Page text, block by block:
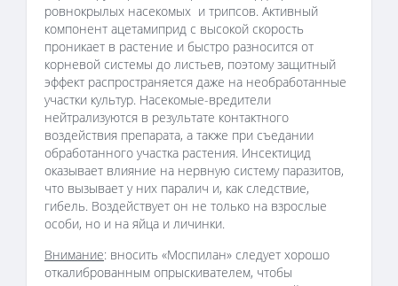
ровнокрылых насекомых и трипсов. Активный
компонент ацетамиприд с высокой скорость
проникает в растение и быстро разносится от
корневой системы до листьев, поэтому защитный
эффект распространяется даже на необработанные
участки культур. Насекомые-вредители
нейтрализуются в результате контактного
воздействия препарата, а также при съедании
обработанного участка растения. Инсектицид
оказывает влияние на нервную систему паразитов,
что вызывает у них паралич и, как следствие,
гибель. Воздействует он не только на взрослые
особи, но и на яйца и личинки.
Внимание: вносить «Моспилан» следует хорошо
откалиброванным опрыскивателем, чтобы